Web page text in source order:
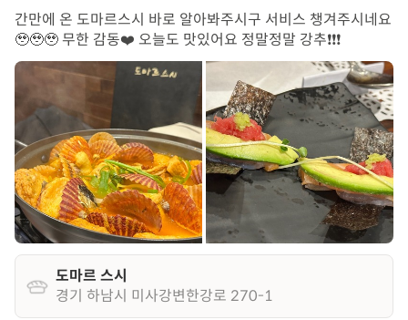
간만에 온 도마르스시 바로 알아봐주시구 서비스 챙겨주시네요
🥹🥹🥹 무한 감동❤️ 오늘도 맛있어요 정말정말 강추❗️❗️❗️
도마르 스시
경기 하남시 미사강변한강로 270-1